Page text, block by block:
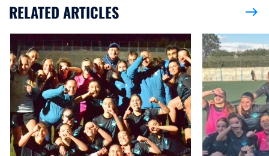
RELATED ARTICLES east